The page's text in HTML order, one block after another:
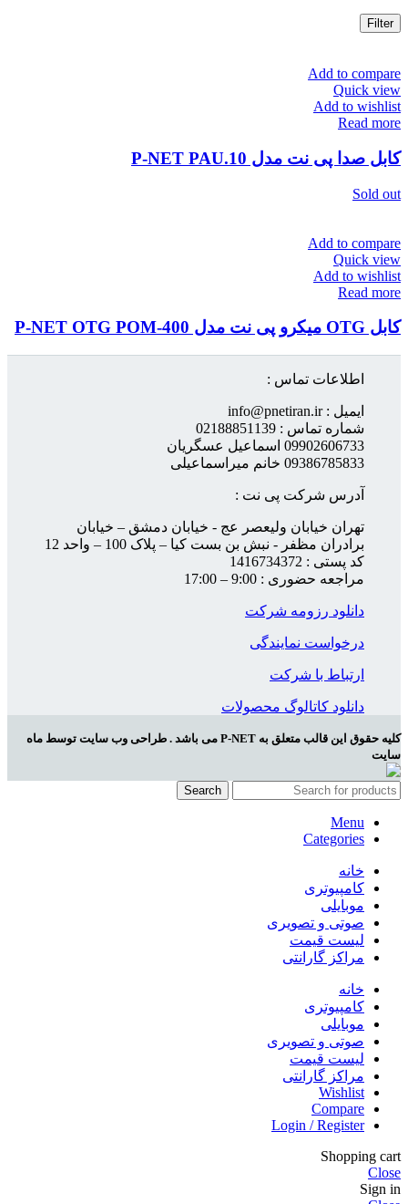
Filter
Add to compare
Quick view
Add to wishlist
Read more
کابل صدا پی نت مدل P-NET PAU.10
Sold out
Add to compare
Quick view
Add to wishlist
Read more
کابل OTG میکرو پی نت مدل P-NET OTG POM-400
اطلاعات تماس :
ایمیل : info@pnetiran.ir
شماره تماس : 02188851139
09902606733 اسماعیل عسگریان
09386785833 خانم میراسماعیلی
آدرس شرکت پی نت :
تهران خیابان ولیعصر عج - خیابان دمشق – خیابان
برادران مظفر - نبش بن بست کیا – پلاک 100 – واحد 12
کد پستی : 1416734372
مراجعه حضوری : 9:00 – 17:00
دانلود رزومه شرکت
درخواست نمایندگی
ارتباط با شرکت
دانلود کاتالوگ محصولات
کلیه حقوق این قالب متعلق به P-NET می باشد . طراحی وب سایت توسط ماه
سایت
Search
Menu
Categories
خانه
کامپیوتری
موبایلی
صوتی و تصویری
لیست قیمت
مراکز گارانتی
خانه
کامپیوتری
موبایلی
صوتی و تصویری
لیست قیمت
مراکز گارانتی
Wishlist
Compare
Login / Register
Shopping cart
Close
Sign in